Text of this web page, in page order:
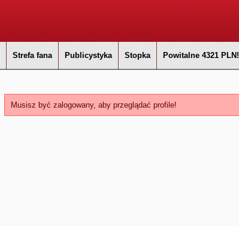
Strefa fana Publicystyka Stopka Powitalne 4321 PLN!
Musisz być zalogowany, aby przeglądać profile!